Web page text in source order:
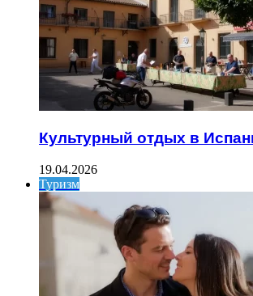
Культурный отдых в
19.04.2026
Туризм